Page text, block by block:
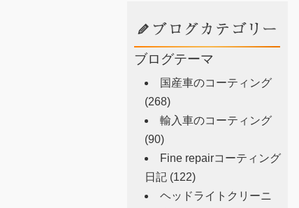
ブログテーマ
国産車のコーティング
(268)
輸入車のコーティング
(90)
Fine repairコーティング
日記 (122)
ヘッドライトクリーニ